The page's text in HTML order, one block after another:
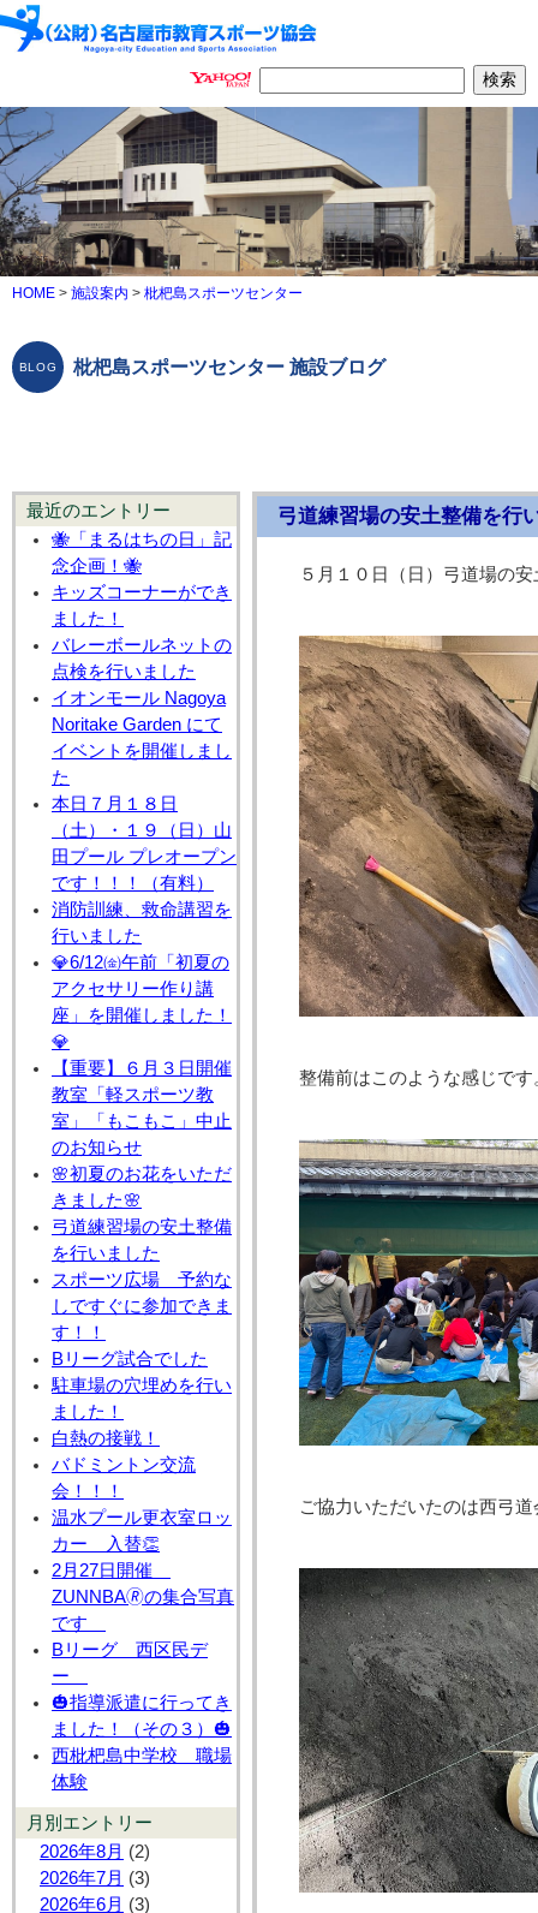
HOME > 施設案内 > 枇杷島スポーツセンター
枇杷島スポーツセンター 施設ブログ
最近のエントリー
🐝「まるはちの日」記
念企画！🐝
キッズコーナーができ
ました！
バレーボールネットの
点検を行いました
イオンモール Nagoya
Noritake Garden にて
イベントを開催しまし
た
本日７月１８日
（土）・１９（日）山
田プール プレオープン
です！！！（有料）
消防訓練、救命講習を
行いました
💎6/12㈮午前「初夏の
アクセサリー作り講
座」を開催しました！
💎
【重要】６月３日開催
教室「軽スポーツ教
室」「もこもこ」中止
のお知らせ
🌸初夏のお花をいただ
きました🌸
弓道練習場の安土整備
を行いました
スポーツ広場 予約な
しですぐに参加できま
す！！
Bリーグ試合でした
駐車場の穴埋めを行い
ました！
白熱の接戦！
バドミントン交流
会！！！
温水プール更衣室ロッ
カー 入替👏
2月27日開催
ZUNNBA🄬の集合写真
です
Bリーグ 西区民デ
ー
🎃指導派遣に行ってき
ました！（その３）🎃
西枇杷島中学校 職場
体験
月別エントリー
2026年8月 (2)
2026年7月 (3)
2026年6月 (3)
弓道練習場の安土整備を行
５月１０日（日）弓道場の
整備前はこのような感じです
ご協力いただいたのは西弓